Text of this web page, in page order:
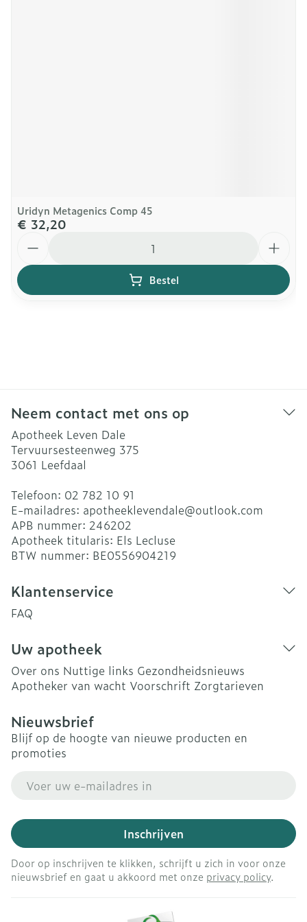
Uridyn Metagenics Comp 45
€ 32,20
Bestel
Neem contact met ons op
Apotheek Leven Dale
Tervuursesteenweg 375
3061 Leefdaal
Telefoon: 02 782 10 91
E-mailadres: apotheeklevendale@outlook.com
APB nummer: 246202
Apotheek titularis: Els Lecluse
BTW nummer: BE0556904219
Klantenservice
FAQ
Uw apotheek
Over ons Nuttige links Gezondheidsnieuws
Apotheker van wacht Voorschrift Zorgtarieven
Nieuwsbrief
Blijf op de hoogte van nieuwe producten en
promoties
Inschrijven
Door op inschrijven te klikken, schrijft u zich in voor onze
nieuwsbrief en gaat u akkoord met onze privacy policy.